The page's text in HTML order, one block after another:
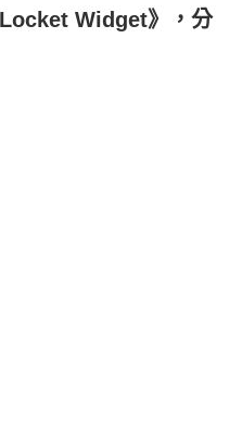
Widget》，分